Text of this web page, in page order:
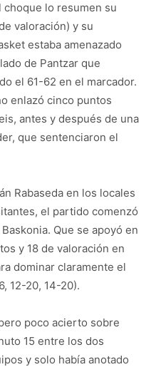
choque lo resumen su
valoración) y su
estaba amenazado
de Pantzar que
el 61-62 en el marcador.
enlazó cinco puntos
antes y después de una
que sentenciaron el
Rabaseda en los locales
el partido comenzó
Que se apoyó en
y 18 de valoración en
dominar claramente el
12-20, 14-20).
poco acierto sobre
15 entre los dos
y solo había anotado